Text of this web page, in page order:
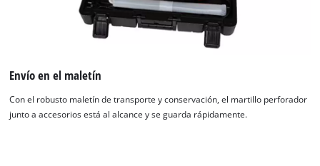
Envío en el maletín
Con el robusto maletín de transporte y conservación, el martillo perforador
junto a accesorios está al alcance y se guarda rápidamente.